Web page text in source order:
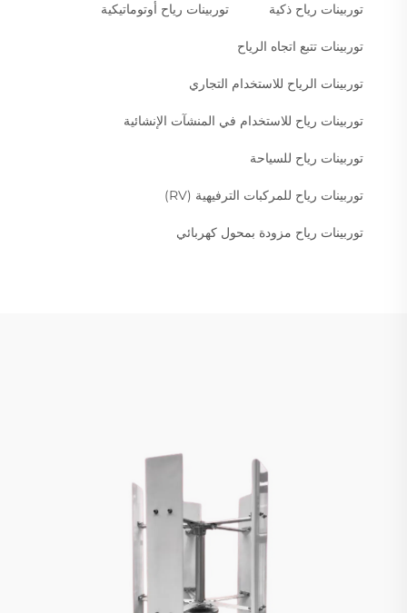
توربينات رياح ذكية توربينات رياح أوتوماتيكية
توربينات تتبع اتجاه الرياح
توربينات الرياح للاستخدام التجاري
توربينات رياح للاستخدام في المنشآت الإنشائية
توربينات رياح للسياحة
توربينات رياح للمركبات الترفيهية (RV)
توربينات رياح مزودة بمحول كهربائي